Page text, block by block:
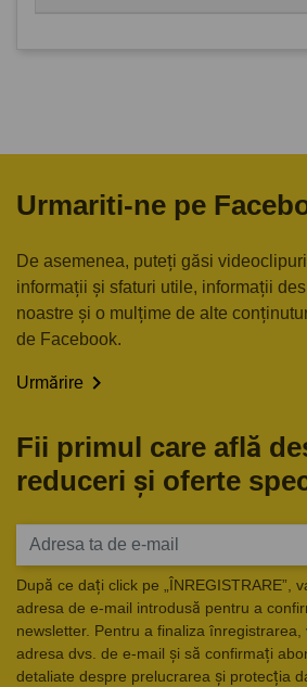
Urmariti-ne pe
De asemenea, puteți găsi
informații și sfaturi utile, informații
noastre și o mulțime de alte
de Facebook.
Urmărire 
Fii primul care află
reduceri și oferte
După ce dați click pe „ÎNREGISTRARE”,
adresa de e-mail introdusă pentru a
newsletter. Pentru a finaliza
adresa dvs. de e-mail și să confirmați
detaliate despre prelucrarea și protecția